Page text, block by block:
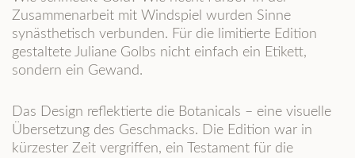
Zusammenarbeit mit Windspiel wurden Sinne
synästhetisch verbunden. Für die limitierte Edition
gestaltete Juliane Golbs nicht einfach ein Etikett,
sondern ein Gewand.
Das Design reflektierte die Botanicals – eine visuelle
Übersetzung des Geschmacks. Die Edition war in
kürzester Zeit vergriffen, ein Testament für die